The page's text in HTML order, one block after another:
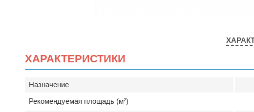
ХАРАКТЕРИСТИКИ
Назначение
Рекомендуемая площадь (м²)